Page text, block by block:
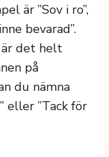
är ”Sov i ro”,
bevarad”.
är det helt
på
du nämna
eller ”Tack för